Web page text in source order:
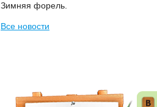
Зимняя форель.
Все новости